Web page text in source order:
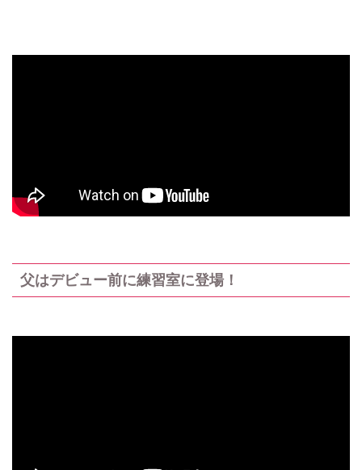
父はデビュー前に練習室に登場！